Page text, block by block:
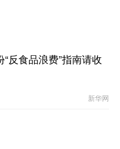
反食品浪费”指南请收
新华网